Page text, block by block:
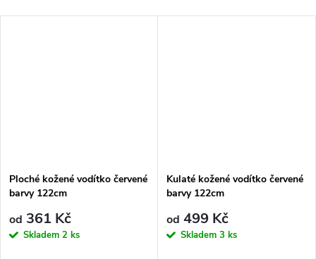
Ploché kožené vodítko červené
barvy 122cm
od 361 Kč
Skladem 2 ks
Kulaté kožené vodítko červené
barvy 122cm
od 499 Kč
Skladem 3 ks